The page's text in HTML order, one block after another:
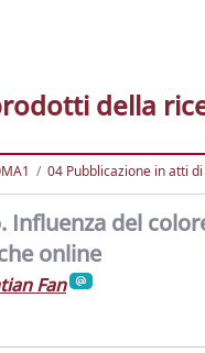
della
04 Pubblicazione in atti
Influenza del
online
Fan